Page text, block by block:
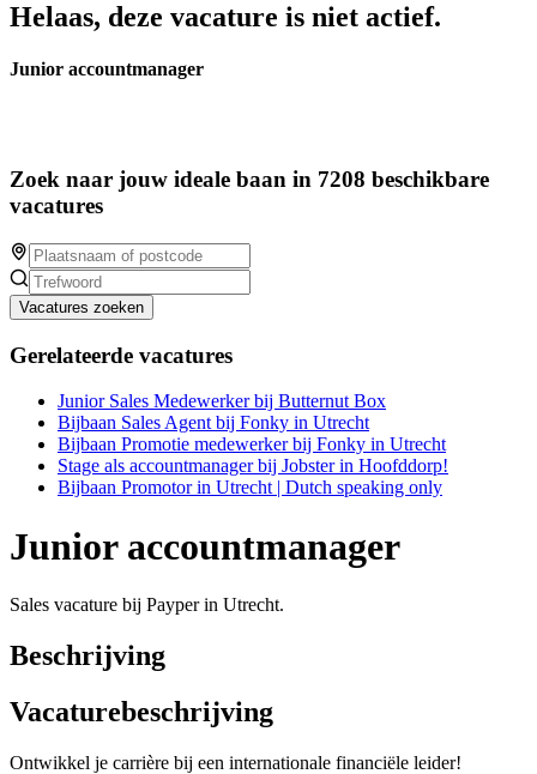
Helaas, deze vacature is niet actief.
Junior accountmanager
Zoek naar jouw ideale baan in 7208 beschikbare
vacatures
Vacatures zoeken
Gerelateerde vacatures
Junior Sales Medewerker bij Butternut Box
Bijbaan Sales Agent bij Fonky in Utrecht
Bijbaan Promotie medewerker bij Fonky in Utrecht
Stage als accountmanager bij Jobster in Hoofddorp!
Bijbaan Promotor in Utrecht | Dutch speaking only
Junior accountmanager
Sales vacature bij Payper in Utrecht.
Beschrijving
Vacaturebeschrijving
Ontwikkel je carrière bij een internationale financiële leider!